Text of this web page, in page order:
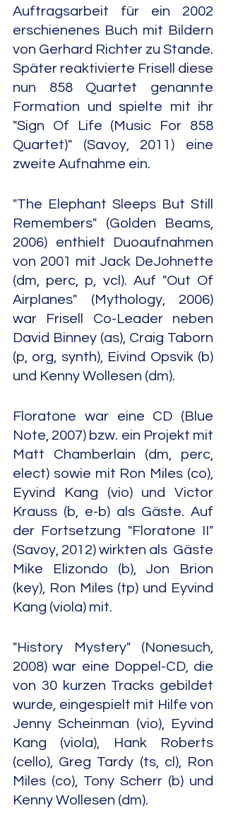
Auftragsarbeit für ein 2002
erschienenes Buch mit Bildern
von Gerhard Richter zu Stande.
Später reaktivierte Frisell diese
nun 858 Quartet genannte
Formation und spielte mit ihr
"Sign Of Life (Music For 858
Quartet)" (Savoy, 2011) eine
zweite Aufnahme ein.
"The Elephant Sleeps But Still
Remembers" (Golden Beams,
2006) enthielt Duoaufnahmen
von 2001 mit Jack DeJohnette
(dm, perc, p, vcl). Auf "Out Of
Airplanes" (Mythology, 2006)
war Frisell Co-Leader neben
David Binney (as), Craig Taborn
(p, org, synth), Eivind Opsvik (b)
und Kenny Wollesen (dm).
Floratone war eine CD (Blue
Note, 2007) bzw. ein Projekt mit
Matt Chamberlain (dm, perc,
elect) sowie mit Ron Miles (co),
Eyvind Kang (vio) und Victor
Krauss (b, e-b) als Gäste. Auf
der Fortsetzung "Floratone II"
(Savoy, 2012) wirkten als  Gäste
Mike Elizondo (b), Jon Brion
(key), Ron Miles (tp) und Eyvind
Kang (viola) mit.
"History Mystery" (Nonesuch,
2008) war eine Doppel-CD, die
von 30 kurzen Tracks gebildet
wurde, eingespielt mit Hilfe von
Jenny Scheinman (vio), Eyvind
Kang (viola), Hank Roberts
(cello), Greg Tardy (ts, cl), Ron
Miles (co), Tony Scherr (b) und
Kenny Wollesen (dm).